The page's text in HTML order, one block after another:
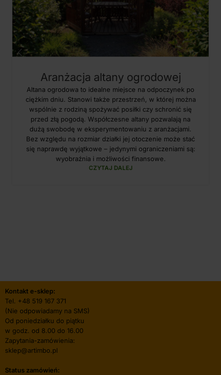
Aranżacja altany ogrodowej
Altana ogrodowa to idealne miejsce na odpoczynek po
ciężkim dniu. Stanowi także przestrzeń, w której można
wspólnie z rodziną spożywać posiłki czy schronić się
przed złą pogodą. Współczesne altany pozwalają na
dużą swobodę w eksperymentowaniu z aranżacjami.
Bez względu na rozmiar działki jej otoczenie może stać
się naprawdę wyjątkowe – jedynymi ograniczeniami są:
wyobraźnia i możliwości finansowe.
CZYTAJ DALEJ
Kontakt e-sklep:
Tel. +48 519 167 371
(Nie odpowiadamy na SMS)
Od poniedziałku do piątku
w godz. od 8.00 do 16.00
Zapytania-zamówienia:
sklep@artimbo.pl
Status zamówień: